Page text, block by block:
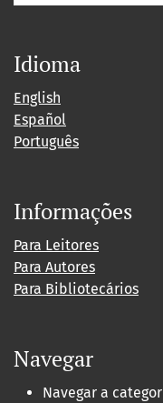
Idioma
English
Español
Português
Informações
Para Leitores
Para Autores
Para Bibliotecários
Navegar
Navegar a